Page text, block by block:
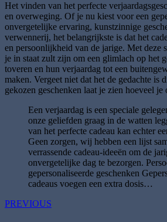
Het vinden van het perfecte
en overweging. Of je nu kiest voor een
onvergetelijke ervaring, kunstzinnige
verwennerij, het belangrijkste is dat het
en persoonlijkheid van de jarige. Met deze
je in staat zult zijn om een glimlach op het
toveren en hun verjaardag tot een
maken. Vergeet niet dat het de gedachte is
gekozen geschenken laat je zien hoeveel je
Een verjaardag is een speciale
onze geliefden graag in de watten
van het perfecte cadeau kan echter
Geen zorgen, wij hebben een lijst
verrassende cadeau-ideeën om de
onvergetelijke dag te bezorgen.
gepersonaliseerde geschenken
cadeaus voegen een extra dosis…
PREVIOUS